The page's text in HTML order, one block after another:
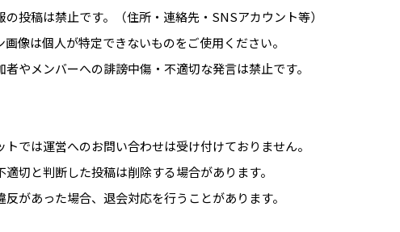
の投稿は禁止です。（住所・連絡先・SNSアカウント等）
画像は個人が特定できないものをご使用ください。
者やメンバーへの誹謗中傷・不適切な発言は禁止です。
トでは運営へのお問い合わせは受け付けておりません。
適切と判断した投稿は削除する場合があります。
反があった場合、退会対応を行うことがあります。